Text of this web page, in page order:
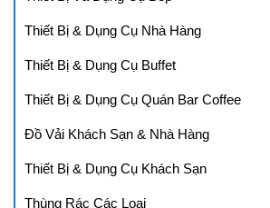
Thiết Bị & Dụng Cụ Nhà Hàng
Thiết Bị & Dụng Cụ Buffet
Thiết Bị & Dụng Cụ Quán Bar Coffee
Đồ Vải Khách Sạn & Nhà Hàng
Thiết Bị & Dụng Cụ Khách Sạn
Thùng Rác Các Loại